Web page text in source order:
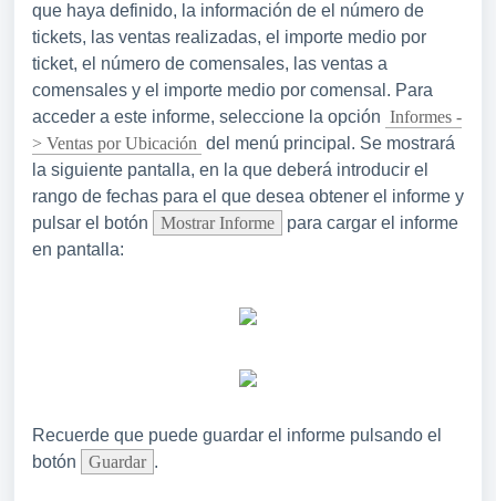
que haya definido, la información de el número de
tickets, las ventas realizadas, el importe medio por
ticket, el número de comensales, las ventas a
comensales y el importe medio por comensal. Para
acceder a este informe, seleccione la opción Informes -
> Ventas por Ubicación del menú principal. Se mostrará
la siguiente pantalla, en la que deberá introducir el
rango de fechas para el que desea obtener el informe y
pulsar el botón
Mostrar Informe
para cargar el informe
en pantalla:
Recuerde que puede guardar el informe pulsando el
botón
Guardar .